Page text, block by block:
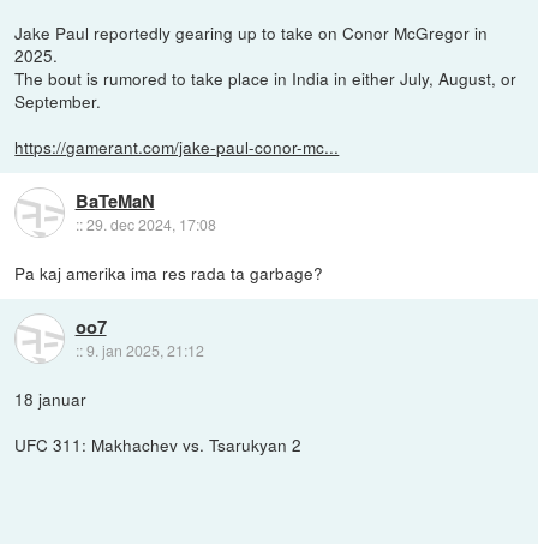
Jake Paul reportedly gearing up to take on Conor McGregor in
2025.
The bout is rumored to take place in India in either July, August, or
September.
https://gamerant.com/jake-paul-conor-mc...
BaTeMaN
::29. dec 2024, 17:08
Pa kaj amerika ima res rada ta garbage?
oo7
::9. jan 2025, 21:12
18 januar
UFC 311: Makhachev vs. Tsarukyan 2